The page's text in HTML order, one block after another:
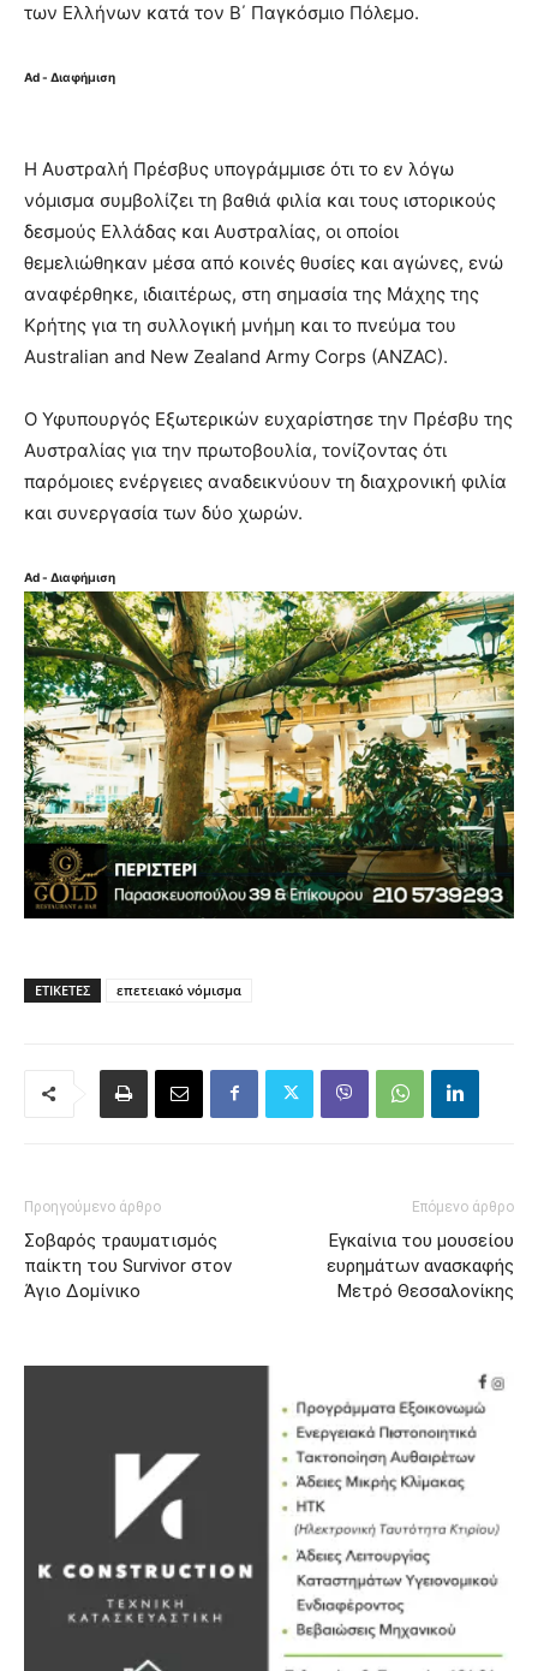
των Ελλήνων κατά τον Β΄ Παγκόσμιο Πόλεμο.
Ad - Διαφήμιση
Η Αυστραλή Πρέσβυς υπογράμμισε ότι το εν λόγω
νόμισμα συμβολίζει τη βαθιά φιλία και τους ιστορικούς
δεσμούς Ελλάδας και Αυστραλίας, οι οποίοι
θεμελιώθηκαν μέσα από κοινές θυσίες και αγώνες, ενώ
αναφέρθηκε, ιδιαιτέρως, στη σημασία της Μάχης της
Κρήτης για τη συλλογική μνήμη και το πνεύμα του
Australian and New Zealand Army Corps (ANZAC).
Ο Υφυπουργός Εξωτερικών ευχαρίστησε την Πρέσβυ της
Αυστραλίας για την πρωτοβουλία, τονίζοντας ότι
παρόμοιες ενέργειες αναδεικνύουν τη διαχρονική φιλία
και συνεργασία των δύο χωρών.
Ad - Διαφήμιση
ΕΤΙΚΈΤΕΣ επετειακό νόμισμα
Προηγούμενο άρθρο
Σοβαρός τραυματισμός
παίκτη του Survivor στον
Άγιο Δομίνικο
Επόμενο άρθρο
Εγκαίνια του μουσείου
ευρημάτων ανασκαφής
Μετρό Θεσσαλονίκης